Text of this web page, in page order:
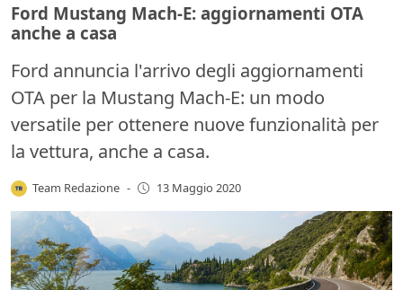
Ford Mustang Mach-E: aggiornamenti OTA
anche a casa
Ford annuncia l'arrivo degli aggiornamenti
OTA per la Mustang Mach-E: un modo
versatile per ottenere nuove funzionalità per
la vettura, anche a casa.
Team Redazione - 13 Maggio 2020